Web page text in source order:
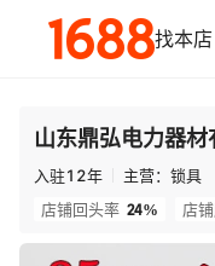
山东鼎弘电力器材
入驻12年 主营： 锁具
店铺回头率 24% 店